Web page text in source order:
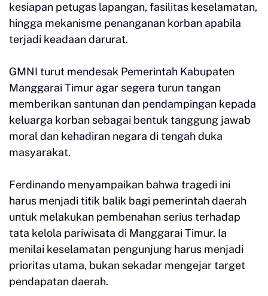
kesiapan petugas lapangan, fasilitas keselamatan,
hingga mekanisme penanganan korban apabila
terjadi keadaan darurat.
GMNI turut mendesak Pemerintah Kabupaten
Manggarai Timur agar segera turun tangan
memberikan santunan dan pendampingan kepada
keluarga korban sebagai bentuk tanggung jawab
moral dan kehadiran negara di tengah duka
masyarakat.
Ferdinando menyampaikan bahwa tragedi ini
harus menjadi titik balik bagi pemerintah daerah
untuk melakukan pembenahan serius terhadap
tata kelola pariwisata di Manggarai Timur. Ia
menilai keselamatan pengunjung harus menjadi
prioritas utama, bukan sekadar mengejar target
pendapatan daerah.